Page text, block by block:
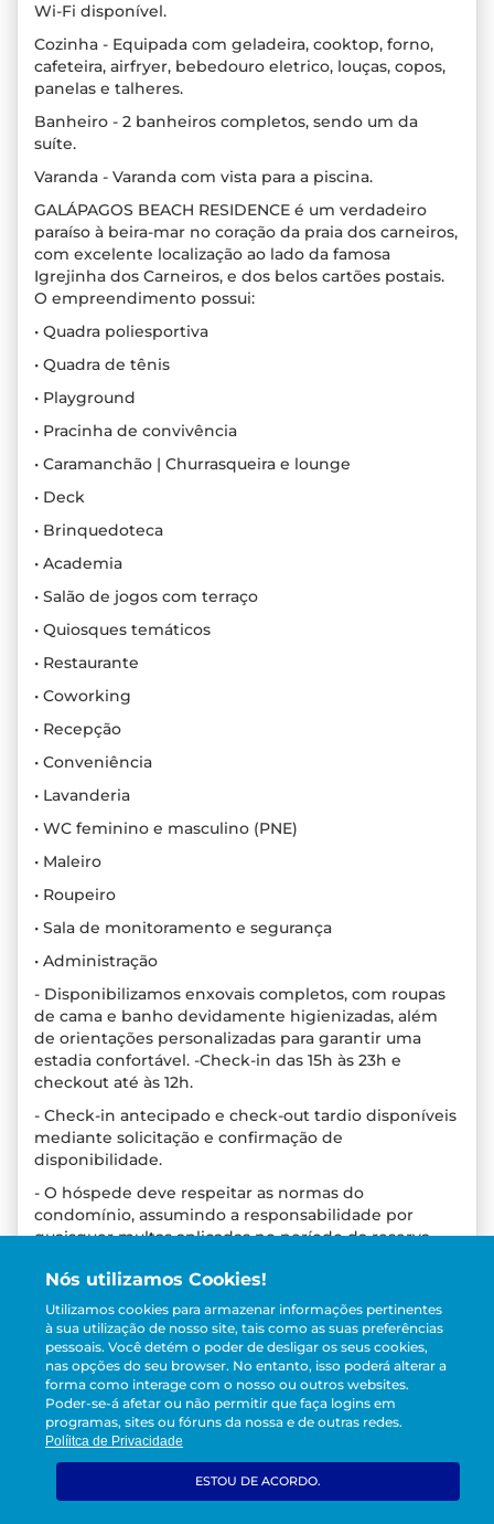
Wi-Fi disponível.
Cozinha - Equipada com geladeira, cooktop, forno,
cafeteira, airfryer, bebedouro eletrico, louças, copos,
panelas e talheres.
Banheiro - 2 banheiros completos, sendo um da
suíte.
Varanda - Varanda com vista para a piscina.
GALÁPAGOS BEACH RESIDENCE é um verdadeiro
paraíso à beira-mar no coração da praia dos carneiros,
com excelente localização ao lado da famosa
Igrejinha dos Carneiros, e dos belos cartões postais.
O empreendimento possui:
• Quadra poliesportiva
• Quadra de tênis
• Playground
• Pracinha de convivência
• Caramanchão | Churrasqueira e lounge
• Deck
• Brinquedoteca
• Academia
• Salão de jogos com terraço
• Quiosques temáticos
• Restaurante
• Coworking
• Recepção
• Conveniência
• Lavanderia
• WC feminino e masculino (PNE)
• Maleiro
• Roupeiro
• Sala de monitoramento e segurança
• Administração
- Disponibilizamos enxovais completos, com roupas
de cama e banho devidamente higienizadas, além
de orientações personalizadas para garantir uma
estadia confortável. -Check-in das 15h às 23h e
checkout até às 12h.
- Check-in antecipado e check-out tardio disponíveis
mediante solicitação e confirmação de
disponibilidade.
- O hóspede deve respeitar as normas do
condomínio, assumindo a responsabilidade por
quaisquer multas aplicadas no período da reserva.
- Esta acomodação não oferece café da manhã, o
pagamento do consumo do café da manhã é
efetuado diretamente ao restaurante.
A partir de
R$ 447,00
por noite
Nós utilizamos Cookies!
Utilizamos cookies para armazenar informações pertinentes
à sua utilização de nosso site, tais como as suas preferências
pessoais. Você detém o poder de desligar os seus cookies,
nas opções do seu browser. No entanto, isso poderá alterar a
forma como interage com o nosso ou outros websites.
Poder-se-á afetar ou não permitir que faça logins em
programas, sites ou fóruns da nossa e de outras redes.
Políitca de Privacidade
ESTOU DE ACORDO.